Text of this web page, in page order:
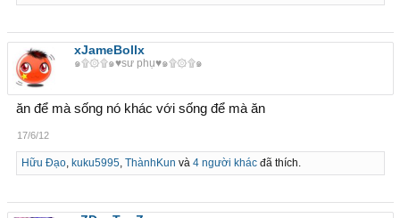
xJameBollx
๑۩۞۩๑♥sư phụ♥๑۩۞۩๑
ăn để mà sống nó khác với sống để mà ăn
17/6/12
Hữu Đạo, kuku5995, ThànhKun và 4 người khácđã thích.